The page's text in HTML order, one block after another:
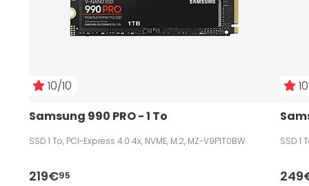
10/10
Samsung 990 PRO - 1 To
SSD 1 To, PCI-Express 4.0 4x, NVME, M.2, MZ-V9P1T0BW
219€95
SSD 1